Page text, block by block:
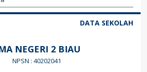
DATA SEKOLAH
NEGERI 2 BIAU
NPSN : 40202041